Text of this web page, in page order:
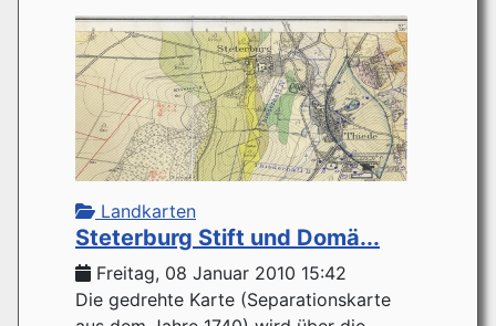
Landkarten
Steterburg Stift und Domä...
Freitag, 08 Januar 2010 15:42
Die gedrehte Karte (Separationskarte